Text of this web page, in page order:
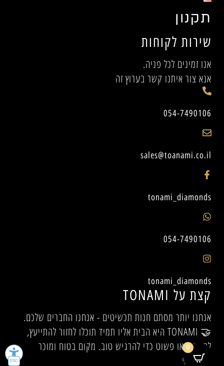
קצת על TONAMI
אנחנו יותר מסתם חנות תכשיטים - אנחנו החברים שלכם.
🤝 TONAMI היא הבית אליו תמיד תוכלו לחזור להתייעץ,
להיעזר, או פשוט כדי להרגיש טוב. מקום בטוח ומוכר
לכולם.✨
שירות לקוחות
אנו זמינים לכל פניה.
אנא צור איתנו קשר בערוץ זה
054-7490106
sales@toanami.co.il
tonami_diamonds
054-7490106
tonami_diamonds
תקנון
0